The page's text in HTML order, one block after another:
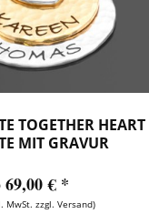
TOGETHER HEART
MIT GRAVUR
69,00 € *
MwSt. zzgl. Versand)